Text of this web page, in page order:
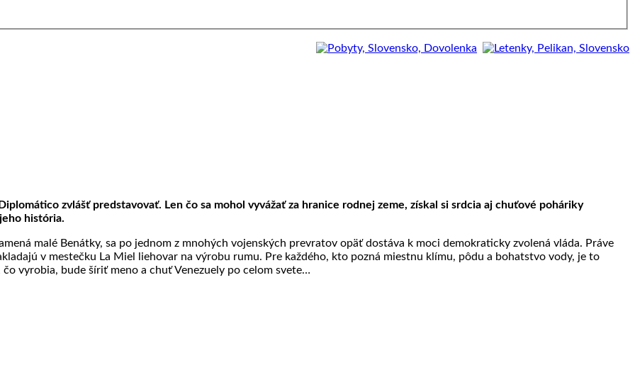
zvlášť predstavovať. Len čo sa mohol vyvážať za hranice rodnej zeme, získal si srdcia aj chuťové poháriky
história.
malé Benátky, sa po jednom z mnohých vojenských prevratov opäť dostáva k moci demokraticky zvolená vláda. Práve
v mestečku La Miel liehovar na výrobu rumu. Pre každého, kto pozná miestnu klímu, pôdu a bohatstvo vody, je to
vyrobia, bude šíriť meno a chuť Venezuely po celom svete…